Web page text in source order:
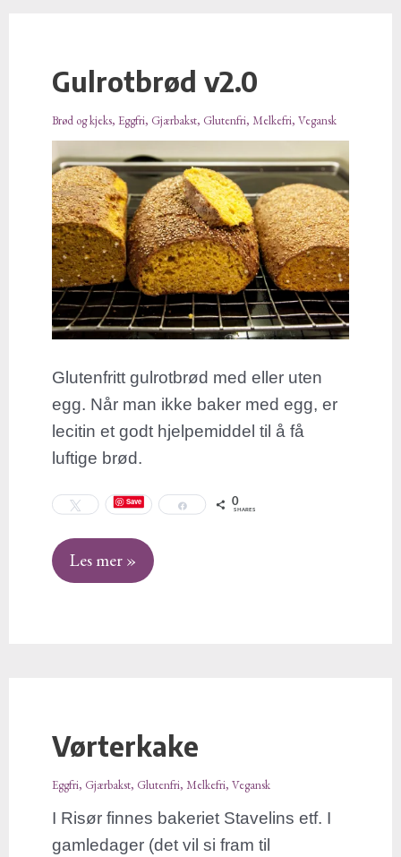
Gulrotbrød v2.0
Brød og kjeks, Eggfri, Gjærbakst, Glutenfri, Melkefri, Vegansk
Glutenfritt gulrotbrød med eller uten
egg. Når man ikke baker med egg, er
lecitin et godt hjelpemiddel til å få
luftige brød.
Save Share 0
SHARES
Gulrotbrød
Les mer »
Vørterkake
Eggfri, Gjærbakst, Glutenfri, Melkefri, Vegansk
I Risør finnes bakeriet Stavelins etf. I
gamledager (det vil si fram til
Vørterkake